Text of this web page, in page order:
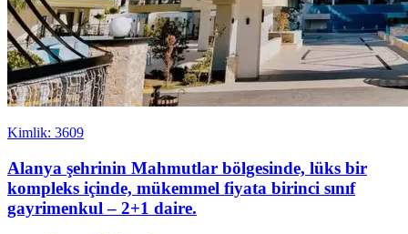
Kimlik: 3609
Alanya şehrinin Mahmutlar bölgesinde, lüks bir
kompleks içinde, mükemmel fiyata birinci sınıf
gayrimenkul – 2+1 daire.